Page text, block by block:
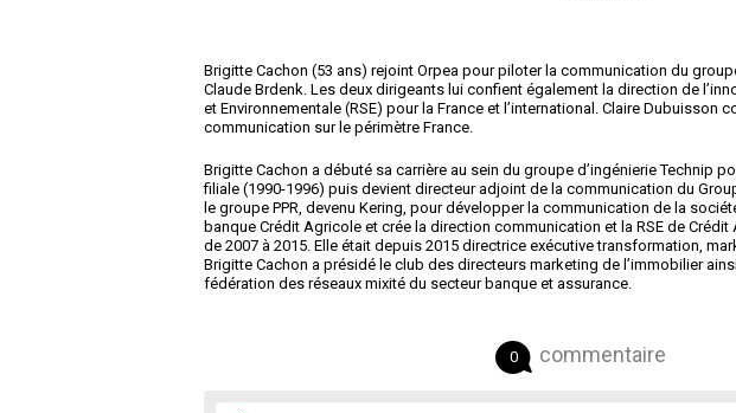
Brigitte Cachon (53 ans) rejoint Orpea pour piloter la communication du
Claude Brdenk. Les deux dirigeants lui confient également la direction de
et Environnementale (RSE) pour la France et l’international. Claire Dubuisson
communication sur le périmètre France.
Brigitte Cachon a débuté sa carrière au sein du groupe d’ingénierie Technip
filiale (1990-1996) puis devient directeur adjoint de la communication du
le groupe PPR, devenu Kering, pour développer la communication de la
banque Crédit Agricole et crée la direction communication et la RSE de
de 2007 à 2015. Elle était depuis 2015 directrice exécutive transformation,
Brigitte Cachon a présidé le club des directeurs marketing de l’immobilier
fédération des réseaux mixité du secteur banque et assurance.
0 commentaire